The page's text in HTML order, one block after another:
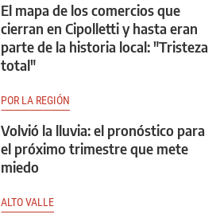
El mapa de los comercios que
cierran en Cipolletti y hasta eran
parte de la historia local: "Tristeza
total"
POR LA REGIÓN
Volvió la lluvia: el pronóstico para
el próximo trimestre que mete
miedo
ALTO VALLE